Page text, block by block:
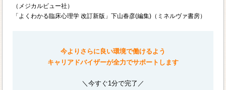
（メジカルビュー社）
「よくわかる臨床心理学 改訂新版」下山春彦(編集)（ミネルヴァ書房）
今よりさらに良い環境で働けるよう
キャリアドバイザーが全力でサポートします
＼今すぐ1分で完了／